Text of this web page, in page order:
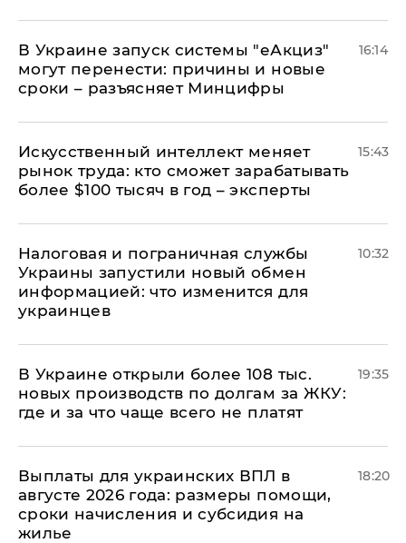
В Украине запуск системы "еАкциз"
могут перенести: причины и новые
сроки – разъясняет Минцифры
16:14
Искусственный интеллект меняет
рынок труда: кто сможет зарабатывать
более $100 тысяч в год – эксперты
15:43
Налоговая и пограничная службы
Украины запустили новый обмен
информацией: что изменится для
украинцев
10:32
В Украине открыли более 108 тыс.
новых производств по долгам за ЖКУ:
где и за что чаще всего не платят
19:35
Выплаты для украинских ВПЛ в
августе 2026 года: размеры помощи,
сроки начисления и субсидия на
жилье
18:20